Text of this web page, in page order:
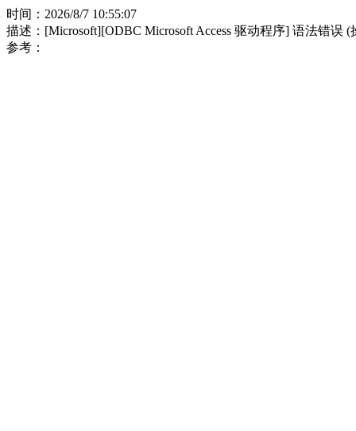
时间：2026/8/7 10:55:07
描述：[Microsoft][ODBC Microsoft Access 驱动程序] 语法错误
参考：